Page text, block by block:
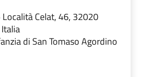
Località Celat, 46, 32020
di San Tomaso Agordino